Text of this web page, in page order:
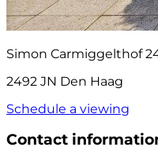
Simon Carmiggelthof
2492 JN Den Haag
Schedule a viewing
Contact